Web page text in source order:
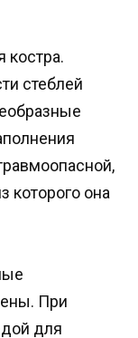
костра.
стеблей
которого она
При
для